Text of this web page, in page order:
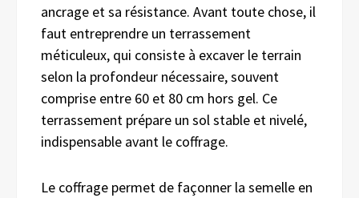
ancrage et sa résistance. Avant toute chose, il
faut entreprendre un terrassement
méticuleux, qui consiste à excaver le terrain
selon la profondeur nécessaire, souvent
comprise entre 60 et 80 cm hors gel. Ce
terrassement prépare un sol stable et nivelé,
indispensable avant le coffrage.
Le coffrage permet de façonner la semelle en